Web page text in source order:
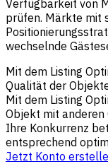
Verfügbarkeit von
prüfen. Märkte mit
wechselnde
Mit dem Listing
Qualität der
Mit dem Listing
Objekt mit anderen
Ihre Konkurrenz
entsprechend
Jetzt Konto